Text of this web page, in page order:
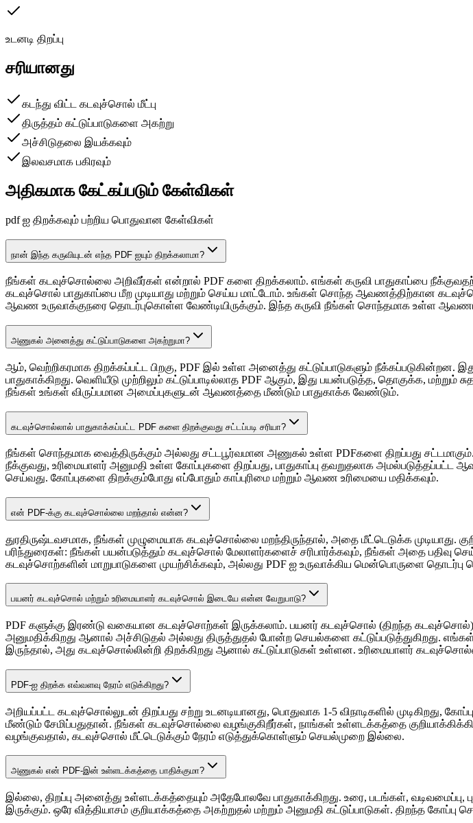
உடனடி திறப்பு
சரியானது
கடந்து விட்ட கடவுச்சொல் மீட்பு
திருத்தம் கட்டுப்பாடுகளை அகற்று
அச்சிடுதலை இயக்கவும்
இலவசமாக பகிரவும்
அதிகமாக கேட்கப்படும் கேள்விகள்
pdf ஐ திறக்கவும் பற்றிய பொதுவான கேள்விகள்
நான் இந்த கருவியுடன் எந்த PDF ஐயும் திறக்கலாமா?
நீங்கள் கடவுச்சொல்லை அறிவீர்கள் என்றால் PDF களை திறக்கலாம். எங்கள் கருவி பாதுகாப்பை
கடவுச்சொல் பாதுகாப்பை மீற முடியாது மற்றும் செய்ய மாட்டோம். உங்கள் சொந்த ஆவணத்திற்கான
ஆவண உருவாக்குநரை தொடர்புகொள்ள வேண்டியிருக்கும். இந்த கருவி நீங்கள் சொந்தமாக உள்ள
அணுகல் அனைத்து கட்டுப்பாடுகளை அகற்றுமா?
ஆம், வெற்றிகரமாக திறக்கப்பட்ட பிறகு, PDF இல் உள்ள அனைத்து கட்டுப்பாடுகளும் நீக்கப்படுகின்றன.
பாதுகாக்கிறது. வெளியீடு முற்றிலும் கட்டுப்பாடில்லாத PDF ஆகும், இது பயன்படுத்த, தொகுக்க, மற்றும்
நீங்கள் உங்கள் விருப்பமான அமைப்புகளுடன் ஆவணத்தை மீண்டும் பாதுகாக்க வேண்டும்.
கடவுச்சொல்லால் பாதுகாக்கப்பட்ட PDF களை திறக்குவது சட்டப்படி சரியா?
நீங்கள் சொந்தமாக வைத்திருக்கும் அல்லது சட்டபூர்வமான அணுகல் உள்ள PDFகளை திறப்பது
நீக்குவது, உரிமையாளர் அனுமதி உள்ள கோப்புகளை திறப்பது, பாதுகாப்பு தவறுதலாக
செய்வது. கோப்புகளை திறக்கும்போது எப்போதும் காப்புரிமை மற்றும் ஆவண உரிமையை மதிக்கவும்.
என் PDF-க்கு கடவுச்சொல்லை மறந்தால் என்ன?
துரதிருஷ்டவசமாக, நீங்கள் முழுமையாக கடவுச்சொல்லை மறந்திருந்தால், அதை மீட்டெடுக்க முடியாது.
பரிந்துரைகள்: நீங்கள் பயன்படுத்தும் கடவுச்சொல் மேலாளர்களைச் சரிபார்க்கவும், நீங்கள் அதை பதிவு
கடவுச்சொற்களின் மாறுபாடுகளை முயற்சிக்கவும், அல்லது PDF ஐ உருவாக்கிய மென்பொருளை
பயனர் கடவுச்சொல் மற்றும் உரிமையாளர் கடவுச்சொல் இடையே என்ன வேறுபாடு?
PDF களுக்கு இரண்டு வகையான கடவுச்சொற்கள் இருக்கலாம். பயனர் கடவுச்சொல் (திறந்த
அனுமதிக்கிறது ஆனால் அச்சிடுதல் அல்லது திருத்துதல் போன்ற செயல்களை கட்டுப்படுத்துகிறது.
இருந்தால், அது கடவுச்சொல்லின்றி திறக்கிறது ஆனால் கட்டுப்பாடுகள் உள்ளன. உரிமையாளர்
PDF-ஐ திறக்க எவ்வளவு நேரம் எடுக்கிறது?
அறியப்பட்ட கடவுச்சொல்லுடன் திறப்பது சற்று உடனடியானது, பொதுவாக 1-5 விநாடிகளில் முடிகிறது,
மீண்டும் சேமிப்பதுதான். நீங்கள் கடவுச்சொல்லை வழங்குகிறீர்கள், நாங்கள் உள்ளடக்கத்தை
வழங்குவதால், கடவுச்சொல் மீட்டெடுக்கும் நேரம் எடுத்துக்கொள்ளும் செயல்முறை இல்லை.
அணுகல் என் PDF-இன் உள்ளடக்கத்தை பாதிக்குமா?
இல்லை, திறப்பு அனைத்து உள்ளடக்கத்தையும் அதேபோலவே பாதுகாக்கிறது. உரை, படங்கள், வடிவமைப்பு,
இருக்கும். ஒரே வித்தியாசம் குறியாக்கத்தை அகற்றுதல் மற்றும் அனுமதி கட்டுப்பாடுகள். திறந்த கோப்பு